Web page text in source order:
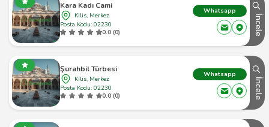
Kara Kadı Cami
Kilis, Merkez
Posta Kodu: 02230
0.0 (0)
Whatsapp
İncele
Şurahbil Türbesi
Kilis, Merkez
Posta Kodu: 02230
0.0 (0)
Whatsapp
İncele